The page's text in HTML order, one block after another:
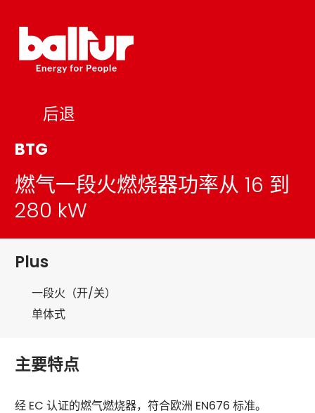
content
后退
BTG
燃气一段火燃烧器功率从 16 到
280 kW
Plus
一段火（开/关）
单体式
主要特点
经 EC 认证的燃气燃烧器，符合欧洲 EN676 标准。